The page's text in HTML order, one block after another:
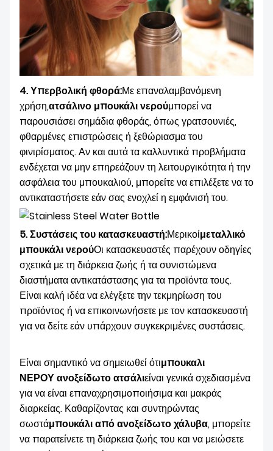
4. Υπερβολική φθορά:Με επαναλαμβανόμενη
χρήση,ατσάλινο μπουκάλι νερούμπορεί να
παρουσιάσει σημάδια φθοράς, όπως γρατσουνιές,
φθαρμένες επιστρώσεις ή ξεθώριασμα του
φινιρίσματος. Αν και αυτά τα καλλυντικά προβλήματα
ενδέχεται να μην επηρεάζουν τη λειτουργικότητα ή την
ασφάλεια του μπουκαλιού, μπορείτε να επιλέξετε να το
αντικαταστήσετε εάν σας ενοχλεί η εμφάνισή του.
5. Συστάσεις του κατασκευαστή:Μερικοίμεταλλικό
μπουκάλι νερούΟι κατασκευαστές παρέχουν οδηγίες
σχετικά με τη διάρκεια ζωής ή τα συνιστώμενα
διαστήματα αντικατάστασης για τα προϊόντα τους.
Είναι καλή ιδέα να ελέγξετε την τεκμηρίωση του
προϊόντος ή να επικοινωνήσετε με τον κατασκευαστή
για να δείτε εάν υπάρχουν συγκεκριμένες συστάσεις.
Είναι σημαντικό να σημειωθεί ότιμπουκαλι
ΝΕΡΟΥανοξείδωτο ατσάλιείναι γενικά σχεδιασμένα
για να είναι επαναχρησιμοποιήσιμα και μακράς
διαρκείας. Καθαρίζοντας και συντηρώντας
σωστάμπουκάλι από ανοξείδωτο χάλυβα, μπορείτε
να παρατείνετε τη διάρκεια ζωής του και να μειώσετε